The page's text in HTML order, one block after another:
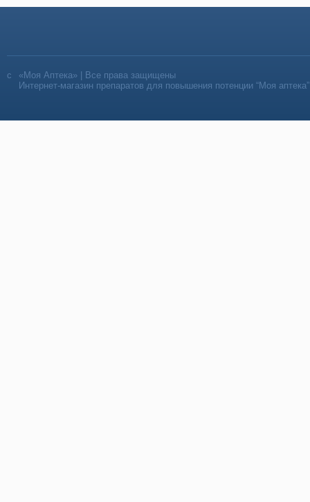
«Моя Аптека» | Все права защищены
Интернет-магазин препаратов для повышения потенции “Моя